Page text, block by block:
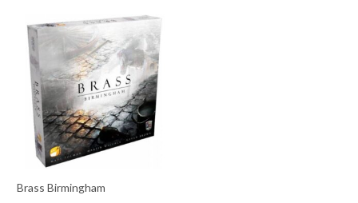
Brass Birmingham